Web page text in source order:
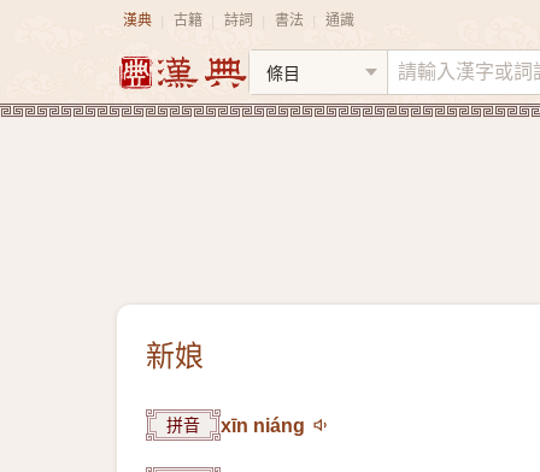
漢典 古籍 詩詞 書法 通識
新娘
拼音 xīn niáng